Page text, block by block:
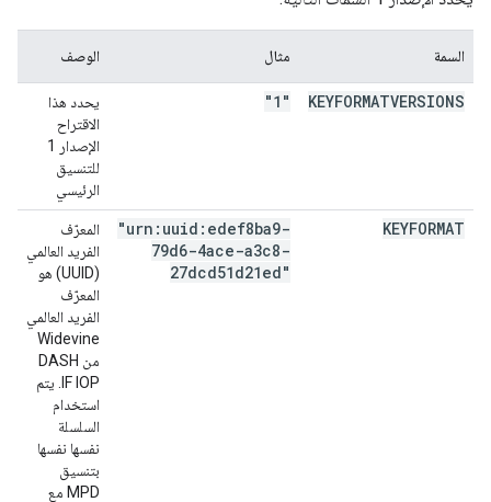
السمة مثال الوصف
KEYFORMATVERSIONS
"1"
يحدد هذا
الاقتراح
الإصدار 1
للتنسيق
الرئيسي
KEYFORMAT
"urn:uuid:edef8ba9-
79d6-4ace-a3c8-
27dcd51d21ed"
المعرّف
الفريد العالمي
(UUID) هو
المعرّف
الفريد العالمي
Widevine
من DASH
IF IOP. يتم
استخدام
السلسلة
نفسها نفسها
بتنسيق
MPD مع